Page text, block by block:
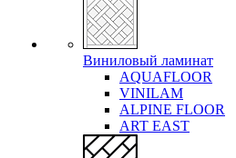
Виниловый ламинат
AQUAFLOOR
VINILAM
ALPINE FLOOR
ART EAST